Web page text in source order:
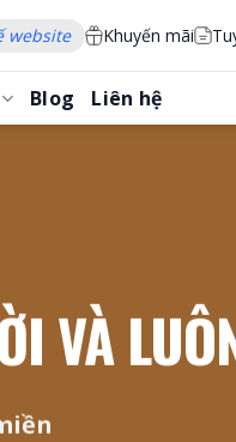
website Khuyến mãi
Blog Liên hệ
VÀ